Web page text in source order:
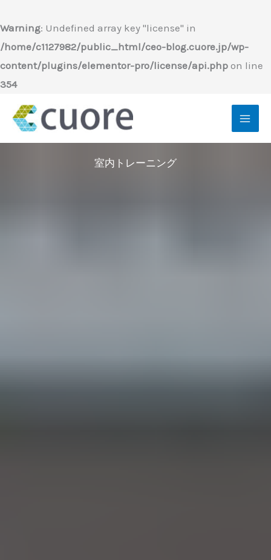
Warning: Undefined array key "license" in
/home/c1127982/public_html/ceo-blog.cuore.jp/wp-
content/plugins/elementor-pro/license/api.php on line
354
容
を
ス
キ
室内トレーニング